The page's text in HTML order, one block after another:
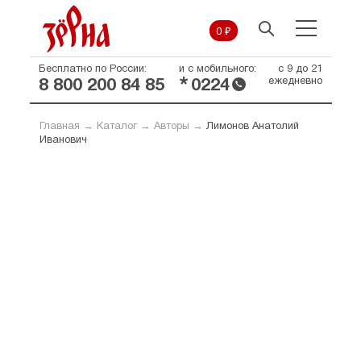
0 ₽
Бесплатно по России:
8 800 200 84 85
и с мобильного:
* 0224
с 9 до 21
ежедневно
Главная → Каталог→ Авторы → Лимонов Анатолий
Иванович